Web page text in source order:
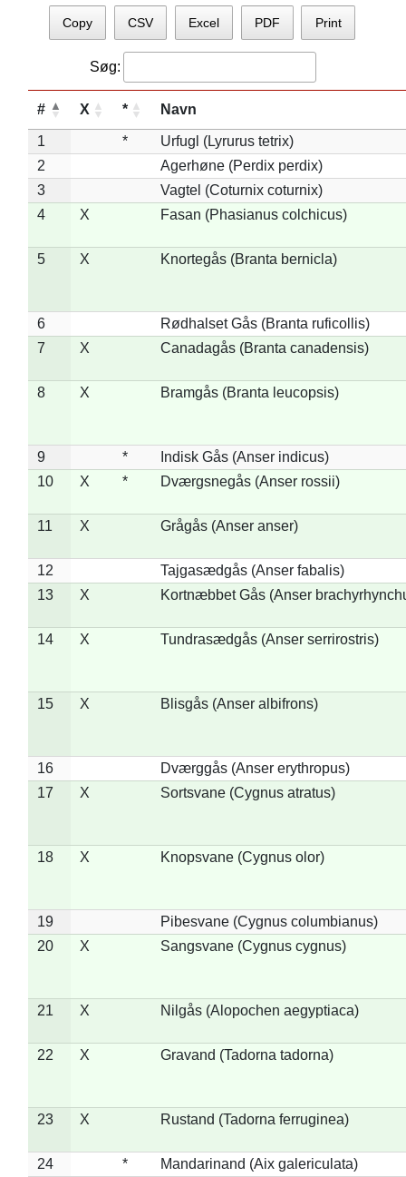
Copy CSV Excel PDF Print
Søg:
# X * Navn
1 *
Urfugl (Lyrurus tetrix)
2
Agerhøne (Perdix perdix)
3
Vagtel (Coturnix coturnix)
4
X Fasan (Phasianus colchicus)
5 X Knortegås (Branta bernicla)
6
Rødhalset Gås (Branta ruficollis)
7
X Canadagås (Branta canadensis)
8 X Bramgås (Branta leucopsis)
9 *
Indisk Gås (Anser indicus)
10
X * Dværgsnegås (Anser rossii)
11 X Grågås (Anser anser)
12
Tajgasædgås (Anser fabalis)
13
X Kortnæbbet Gås (Anser
14 X Tundrasædgås (Anser serrirostris)
15 X Blisgås (Anser albifrons)
16
Dværggås (Anser erythropus)
17
X Sortsvane (Cygnus atratus)
18 X Knopsvane (Cygnus olor)
19
Pibesvane (Cygnus columbianus)
20
X Sangsvane (Cygnus cygnus)
21 X Nilgås (Alopochen aegyptiaca)
22 X Gravand (Tadorna tadorna)
23 X Rustand (Tadorna ferruginea)
24 *
Mandarinand (Aix galericulata)